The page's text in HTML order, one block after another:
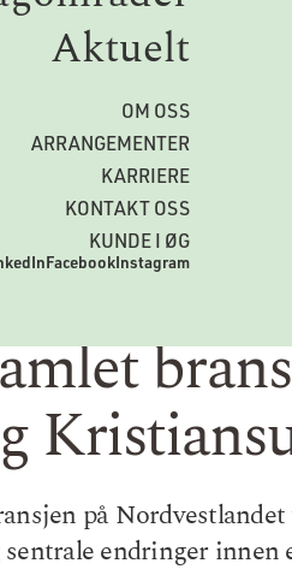
Aktuelt
OM OSS
ARRANGEMENTER
KARRIERE
KONTAKT OSS
KUNDE I ØG
FacebookInstagram
på
endringer innen